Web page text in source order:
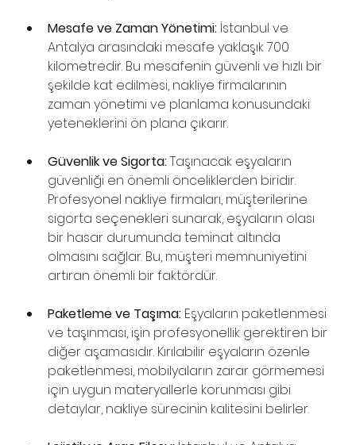
Mesafe ve Zaman Yönetimi: İstanbul ve
Antalya arasındaki mesafe yaklaşık 700
kilometredir. Bu mesafenin güvenli ve hızlı bir
şekilde kat edilmesi, nakliye firmalarının
zaman yönetimi ve planlama konusundaki
yeteneklerini ön plana çıkarır.
Güvenlik ve Sigorta: Taşınacak eşyaların
güvenliği en önemli önceliklerden biridir.
Profesyonel nakliye firmaları, müşterilerine
sigorta seçenekleri sunarak, eşyaların olası
bir hasar durumunda teminat altında
olmasını sağlar. Bu, müşteri memnuniyetini
artıran önemli bir faktördür.
Paketleme ve Taşıma: Eşyaların paketlenmesi
ve taşınması, işin profesyonellik gerektiren bir
diğer aşamasıdır. Kırılabilir eşyaların özenle
paketlenmesi, mobilyaların zarar görmemesi
için uygun materyallerle korunması gibi
detaylar, nakliye sürecinin kalitesini belirler.